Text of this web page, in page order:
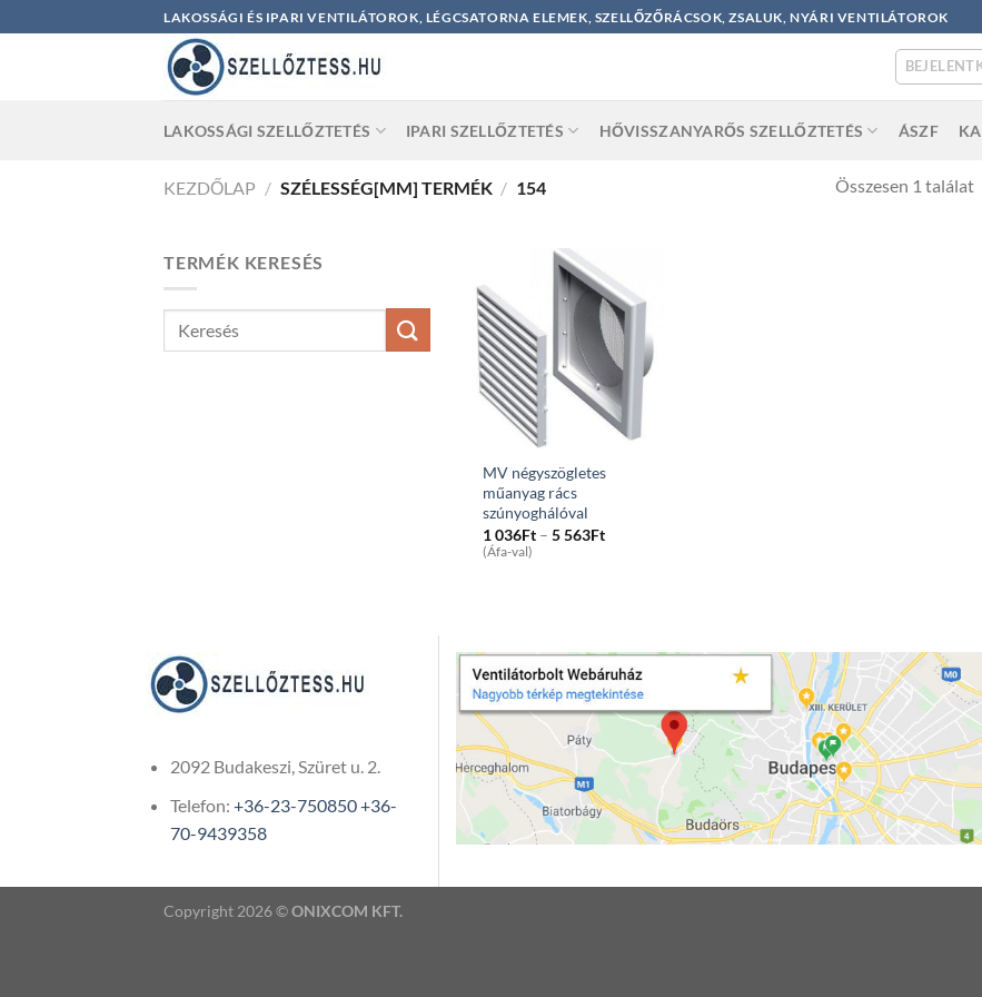
to
LAKOSSÁGI ÉS IPARI VENTILÁTOROK, LÉGCSATORNA ELEMEK, SZELLŐZŐRÁCSOK, ZSALUK, NYÁRI VENTILÁTOROK
LAKOSSÁGI SZELLŐZTETÉS IPARI SZELLŐZTETÉS HŐVISSZANYARŐS SZELLŐZTETÉS ÁSZF
KEZDŐLAP / SZÉLESSÉG[MM] TERMÉK / 154 Összesen 1 találat
TERMÉK KERESÉS
MV négyszögletes
műanyag rács
szúnyoghálóval
1 036Ft – 5 563FtPrice
(Áfa-val)
2092 Budakeszi, Szüret u. 2.
Telefon: +36-23-750850+36-
70-9439358
Copyright 2026 ©ONIXCOM KFT.